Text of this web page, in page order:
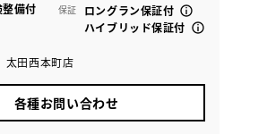
備付 保証
ロングラン保証付
ハイブリッド保証付
田西本町店
各種お問い合わせ